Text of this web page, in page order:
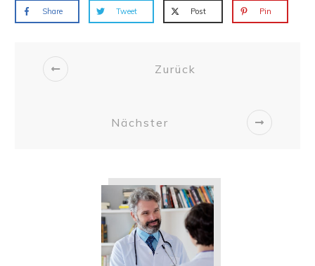
Share Tweet Post Pin
Zurück
Nächster